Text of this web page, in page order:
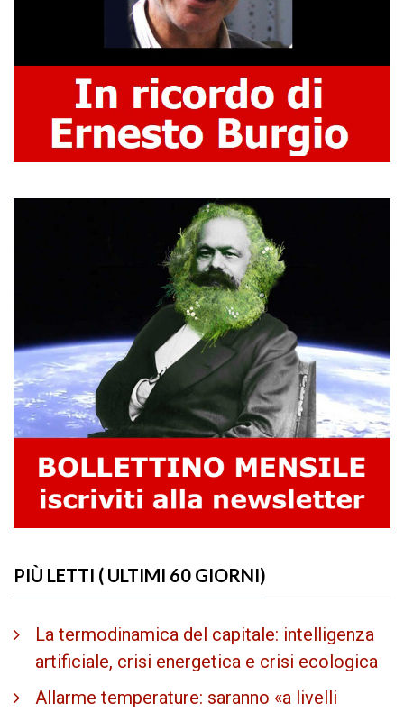
PIÙ LETTI ( ULTIMI 60 GIORNI)
La termodinamica del capitale: intelligenza
artificiale, crisi energetica e crisi ecologica
Allarme temperature: saranno «a livelli